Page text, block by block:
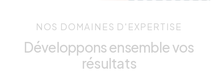
NOS DOMAINES D'EXPERTISE
Développons ensemble vos
résultats